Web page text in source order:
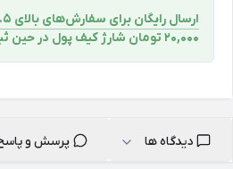
ارسال رایگان برای سفارش‌های بالای 1.5 میلیون تومان
۲۰,۰۰۰ تومان شارژ کیف پول در حین ثبت ‌نام
دیدگاه ها پرسش و